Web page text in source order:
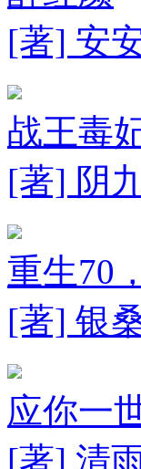
[著] 安
战王毒
[著] 阴
重生70
[著] 银
应你一
[著] 清